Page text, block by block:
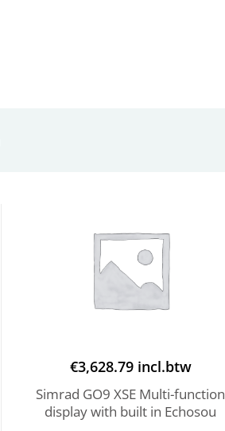
€3,628.79 incl.btw
Simrad GO9 XSE Multi-function
display with built in Echosou